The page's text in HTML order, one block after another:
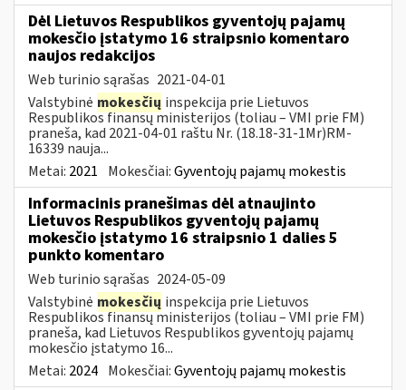
Dėl Lietuvos Respublikos gyventojų pajamų
mokesčio įstatymo 16 straipsnio komentaro
naujos redakcijos
Web turinio sąrašas 2021-04-01
Valstybinė mokesčių inspekcija prie Lietuvos
Respublikos finansų ministerijos (toliau – VMI prie FM)
praneša, kad 2021-04-01 raštu Nr. (18.18-31-1Mr)RM-
16339 nauja...
Metai: 2021 Mokesčiai:Gyventojų pajamų mokestis
Informacinis pranešimas dėl atnaujinto
Lietuvos Respublikos gyventojų pajamų
mokesčio įstatymo 16 straipsnio 1 dalies 5
punkto komentaro
Web turinio sąrašas 2024-05-09
Valstybinė mokesčių inspekcija prie Lietuvos
Respublikos finansų ministerijos (toliau – VMI prie FM)
praneša, kad Lietuvos Respublikos gyventojų pajamų
mokesčio įstatymo 16...
Metai: 2024 Mokesčiai:Gyventojų pajamų mokestis